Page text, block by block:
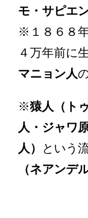
モ・サピエン
※１８６８
４万年前に
マニョン人
※猿人（ト
人・ジャワ
人）
という
（ネアンデ